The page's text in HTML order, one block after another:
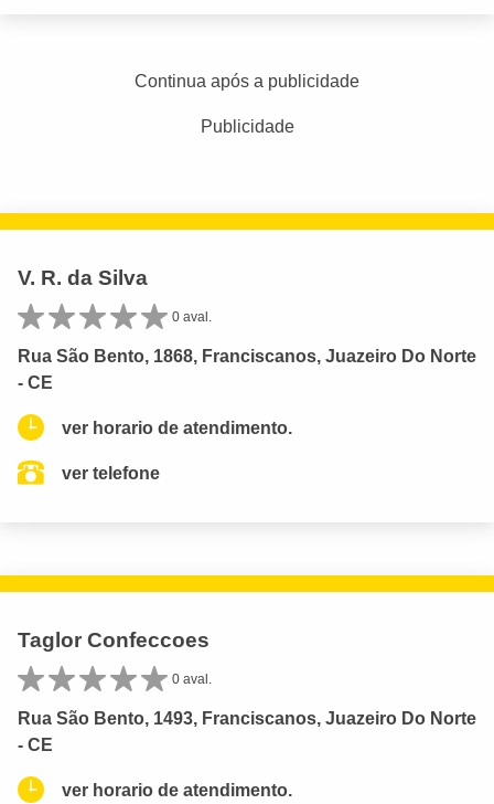
Continua após a publicidade
Publicidade
V. R. da Silva
0 aval.
Rua São Bento, 1868, Franciscanos, Juazeiro Do Norte
- CE
ver horario de atendimento.
ver telefone
Taglor Confeccoes
0 aval.
Rua São Bento, 1493, Franciscanos, Juazeiro Do Norte
- CE
ver horario de atendimento.